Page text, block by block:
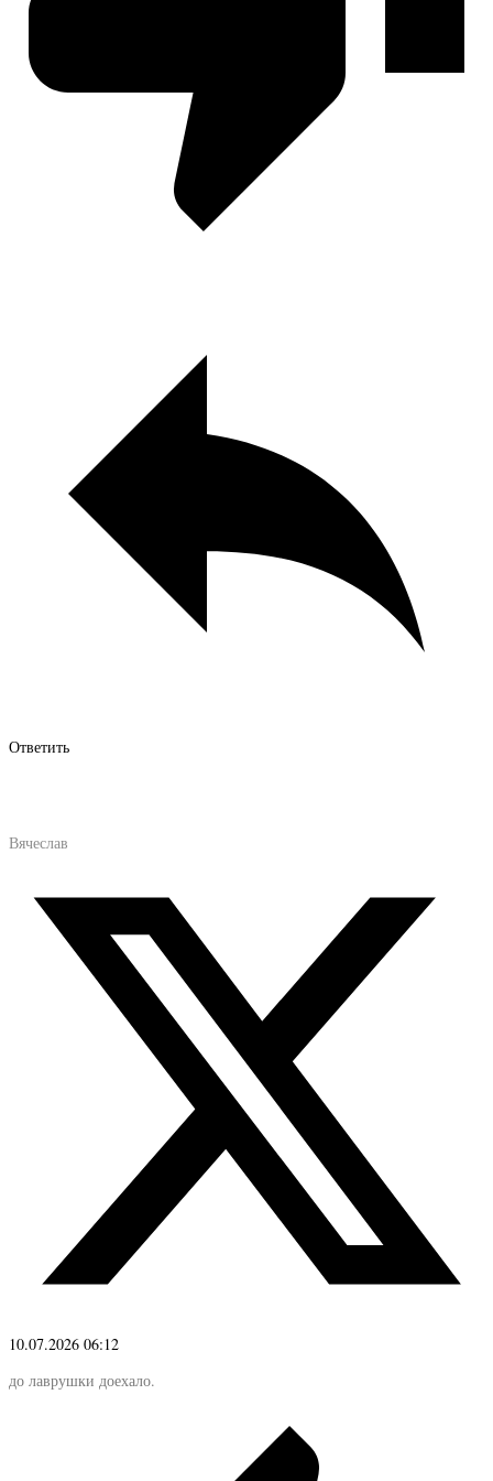
Ответить
Вячеслав
10.07.2026 06:12
до лаврушки доехало.